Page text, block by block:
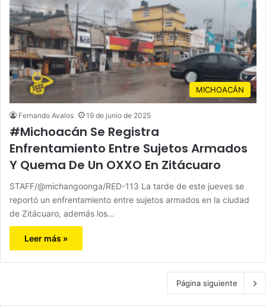
MICHOACÁN
Fernando Avalos 19 de junio de 2025
#Michoacán Se Registra
Enfrentamiento Entre Sujetos Armados
Y Quema De Un OXXO En Zitácuaro
STAFF/@michangoonga/RED-113 La tarde de este jueves se
reportó un enfrentamiento entre sujetos armados en la ciudad
de Zitácuaro, además los…
Leer más »
Página siguiente